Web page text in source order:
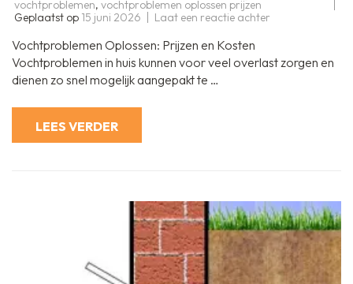
vochtproblemen, vochtproblemen oplossen prijzen
Geplaatst op 15 juni 2026 Laat een reactie achter
Oplossen
van
Vochtproblemen Oplossen: Prijzen en Kosten
Vochtproblemen in huis kunnen voor veel overlast zorgen en
dienen zo snel mogelijk aangepakt te …
LEES VERDER